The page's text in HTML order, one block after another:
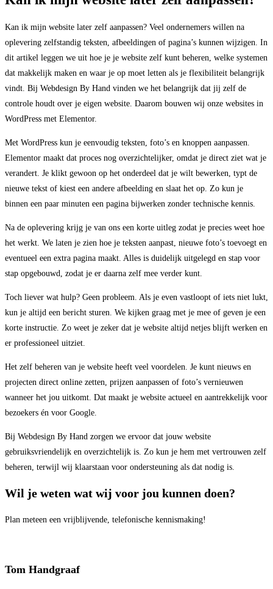
Kan ik mijn website later zelf aanpassen? Veel ondernemers willen na
oplevering zelfstandig teksten, afbeeldingen of pagina’s kunnen wijzigen. In
dit artikel leggen we uit hoe je je website zelf kunt beheren, welke systemen
dat makkelijk maken en waar je op moet letten als je flexibiliteit belangrijk
vindt. Bij Webdesign By Hand vinden we het belangrijk dat jij zelf de
controle houdt over je eigen website. Daarom bouwen wij onze websites in
WordPress met Elementor.
Met WordPress kun je eenvoudig teksten, foto’s en knoppen aanpassen.
Elementor maakt dat proces nog overzichtelijker, omdat je direct ziet wat je
verandert. Je klikt gewoon op het onderdeel dat je wilt bewerken, typt de
nieuwe tekst of kiest een andere afbeelding en slaat het op. Zo kun je
binnen een paar minuten een pagina bijwerken zonder technische kennis.
Na de oplevering krijg je van ons een korte uitleg zodat je precies weet hoe
het werkt. We laten je zien hoe je teksten aanpast, nieuwe foto’s toevoegt en
eventueel een extra pagina maakt. Alles is duidelijk uitgelegd en stap voor
stap opgebouwd, zodat je er daarna zelf mee verder kunt.
Toch liever wat hulp? Geen probleem. Als je even vastloopt of iets niet lukt,
kun je altijd een bericht sturen. We kijken graag met je mee of geven je een
korte instructie. Zo weet je zeker dat je website altijd netjes blijft werken en
er professioneel uitziet.
Het zelf beheren van je website heeft veel voordelen. Je kunt nieuws en
projecten direct online zetten, prijzen aanpassen of foto’s vernieuwen
wanneer het jou uitkomt. Dat maakt je website actueel en aantrekkelijk voor
bezoekers én voor Google.
Bij Webdesign By Hand zorgen we ervoor dat jouw website
gebruiksvriendelijk en overzichtelijk is. Zo kun je hem met vertrouwen zelf
beheren, terwijl wij klaarstaan voor ondersteuning als dat nodig is.
Wil je weten wat wij voor jou kunnen doen?
Plan meteen een vrijblijvende, telefonische kennismaking!
Tom Handgraaf